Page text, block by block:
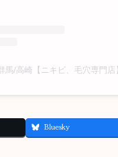
Bluesky